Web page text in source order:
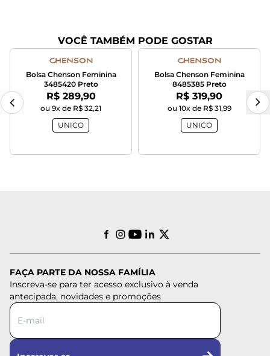
VOCÊ TAMBÉM PODE GOSTAR
Bolsa Chenson Feminina
3485420 Preto
Por:
R$ 289,90
ou 9x de R$ 32,21
UNICO
Bolsa Chenson Feminina
8485385 Preto
Por:
R$ 319,90
ou 10x de R$ 31,99
UNICO
FAÇA PARTE DA NOSSA FAMÍLIA
Inscreva-se para ter acesso exclusivo à venda
antecipada, novidades e promoções